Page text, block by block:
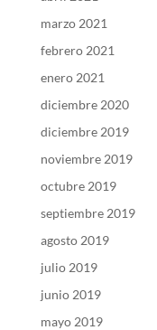
marzo 2021
febrero 2021
enero 2021
diciembre 2020
diciembre 2019
noviembre 2019
octubre 2019
septiembre 2019
agosto 2019
julio 2019
junio 2019
mayo 2019